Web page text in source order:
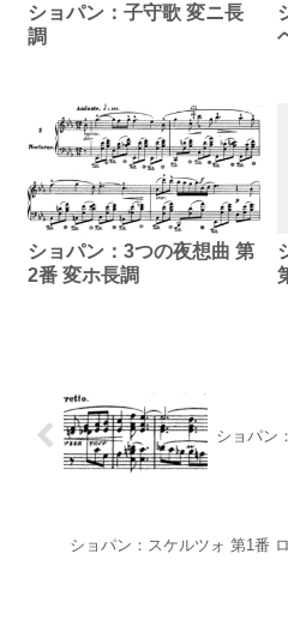
ショパン：子守歌 変ニ長
調
ショパン：3つの夜想曲 第
2番 変ホ長調
ショパン
ショパン：スケルツォ 第1番